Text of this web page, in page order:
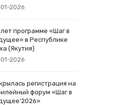
2026
программе «Шаг в
в Республике
(Якутия)
2026
регистрация на
форум «Шаг в